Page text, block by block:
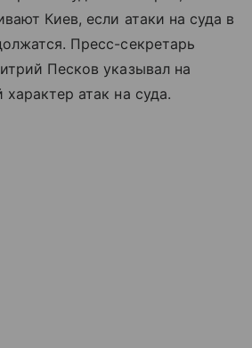
Киев, если атаки на суда в
Пресс-секретарь
Песков указывал на
атак на суда.